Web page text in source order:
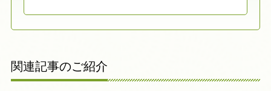
関連記事のご紹介